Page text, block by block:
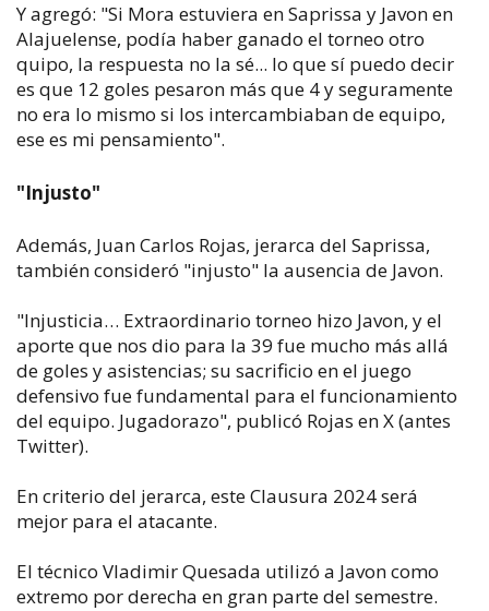
Y agregó: "Si Mora estuviera en Saprissa y Javon en
Alajuelense, podía haber ganado el torneo otro
quipo, la respuesta no la sé... lo que sí puedo decir
es que 12 goles pesaron más que 4 y seguramente
no era lo mismo si los intercambiaban de equipo,
ese es mi pensamiento".
"Injusto"
Además, Juan Carlos Rojas, jerarca del Saprissa,
también consideró "injusto" la ausencia de Javon.
"Injusticia… Extraordinario torneo hizo Javon, y el
aporte que nos dio para la 39 fue mucho más allá
de goles y asistencias; su sacrificio en el juego
defensivo fue fundamental para el funcionamiento
del equipo. Jugadorazo", publicó Rojas en X (antes
Twitter).
En criterio del jerarca, este Clausura 2024 será
mejor para el atacante.
El técnico Vladimir Quesada utilizó a Javon como
extremo por derecha en gran parte del semestre.